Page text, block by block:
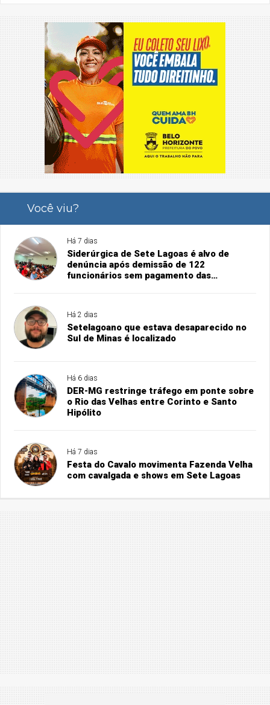
Você viu?
Há 7 dias
Siderúrgica de Sete Lagoas é alvo de
denúncia após demissão de 122
funcionários sem pagamento das
Há 2 dias
Setelagoano que estava desaparecido no
Sul de Minas é localizado
Há 6 dias
DER-MG restringe tráfego em ponte sobre
o Rio das Velhas entre Corinto e Santo
Hipólito
Há 7 dias
Festa do Cavalo movimenta Fazenda Velha
com cavalgada e shows em Sete Lagoas